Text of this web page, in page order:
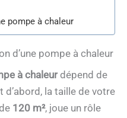
pompe à chaleur
d’une pompe à chaleur
à chaleurdépend de
la taille de votre
120 m², joue un rôle